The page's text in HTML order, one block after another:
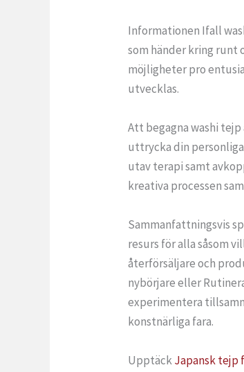
Informationen Ifall
som händer kring runt
möjligheter pro
utvecklas.
Att begagna washi
uttrycka din
utav terapi samt
kreativa processen
Sammanfattningsvis
resurs för alla såsom
återförsäljare och
nybörjare eller
experimentera
konstnärliga fara.
UpptäckJapansk tejp